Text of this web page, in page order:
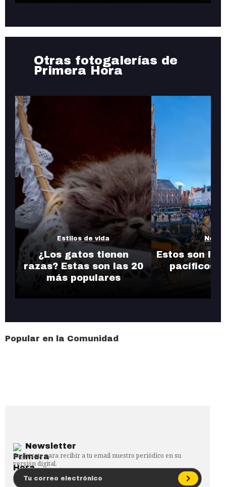
Otras fotogalerías de
Primera Hora
Estilos de vida
¿Los gatos tienen
razas? Estas son las 20
más populares
Estos son
pacíficos
Popular en la Comunidad
Newsletter
Regístrate para recibir a tu email nuestro periódico en su
versión digital.